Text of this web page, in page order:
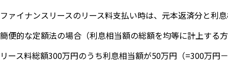
ファイナンスリースのリース料支払い時は、元本返済分と利
簡便的な定額法の場合（利息相当額の総額を均等に計上する
リース料総額300万円のうち利息相当額が50万円（=300万